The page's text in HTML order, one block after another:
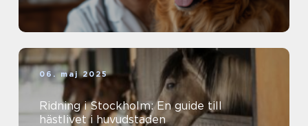
06. maj 2025
Ridning i Stockholm: En guide till
hästlivet i huvudstaden